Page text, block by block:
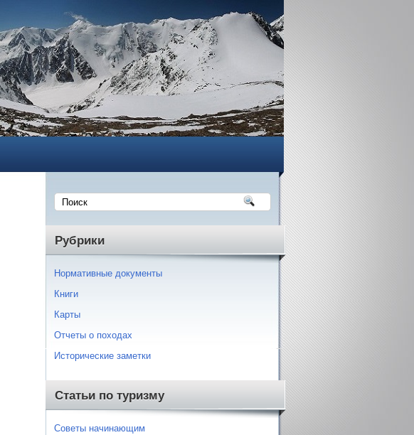
Рубрики
Нормативные документы
Книги
Карты
Отчеты о походах
Исторические заметки
Статьи по туризму
Советы начинающим